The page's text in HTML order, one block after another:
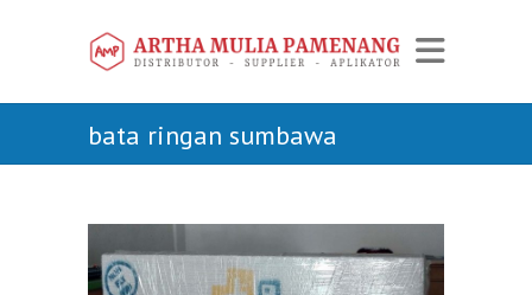
bata ringan sumbawa